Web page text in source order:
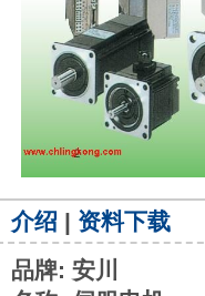
介绍 | 资料下载
品牌: 安川